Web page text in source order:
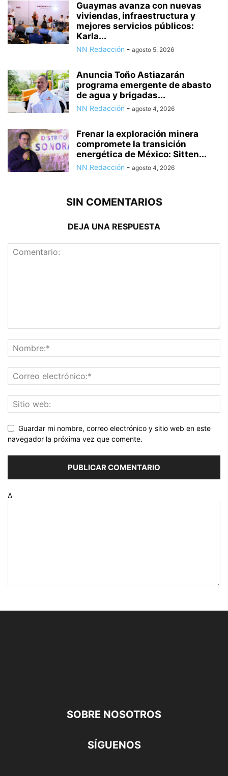
Guaymas avanza con nuevas
viviendas, infraestructura y
mejores servicios públicos:
Karla...
NN Redacción - agosto 5, 2026
Anuncia Toño Astiazarán
programa emergente de abasto
de agua y brigadas...
NN Redacción - agosto 4, 2026
Frenar la exploración minera
compromete la transición
energética de México: Sitten...
NN Redacción - agosto 4, 2026
SIN COMENTARIOS
DEJA UNA RESPUESTA
Guardar mi nombre, correo electrónico y sitio web en este
navegador la próxima vez que comente.
Δ
SOBRE NOSOTROS
SÍGUENOS